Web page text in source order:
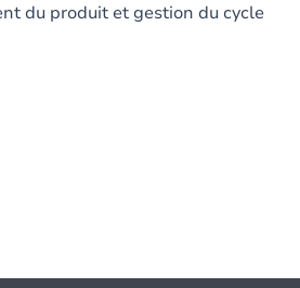
du produit et gestion du cycle